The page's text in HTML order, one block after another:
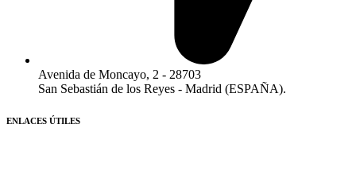
Avenida de Moncayo, 2 - 28703
San Sebastián de los Reyes - Madrid (ESPAÑA).​
ENLACES ÚTILES